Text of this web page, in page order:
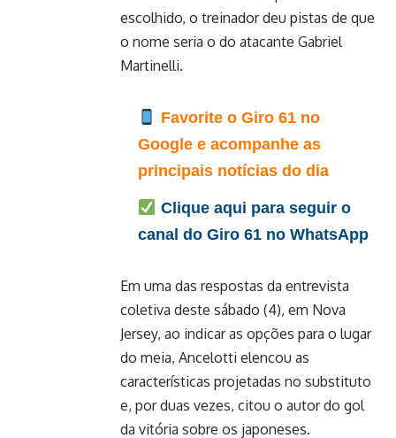
escolhido, o treinador deu pistas de que
o nome seria o do atacante Gabriel
Martinelli.
Favorite o Giro 61 no
Google e acompanhe as
principais notícias do dia
Clique aqui para seguir o
canal do Giro 61 no WhatsApp
Em uma das respostas da entrevista
coletiva deste sábado (4), em Nova
Jersey, ao indicar as opções para o lugar
do meia, Ancelotti elencou as
características projetadas no substituto
e, por duas vezes, citou o autor do gol
da vitória sobre os japoneses.